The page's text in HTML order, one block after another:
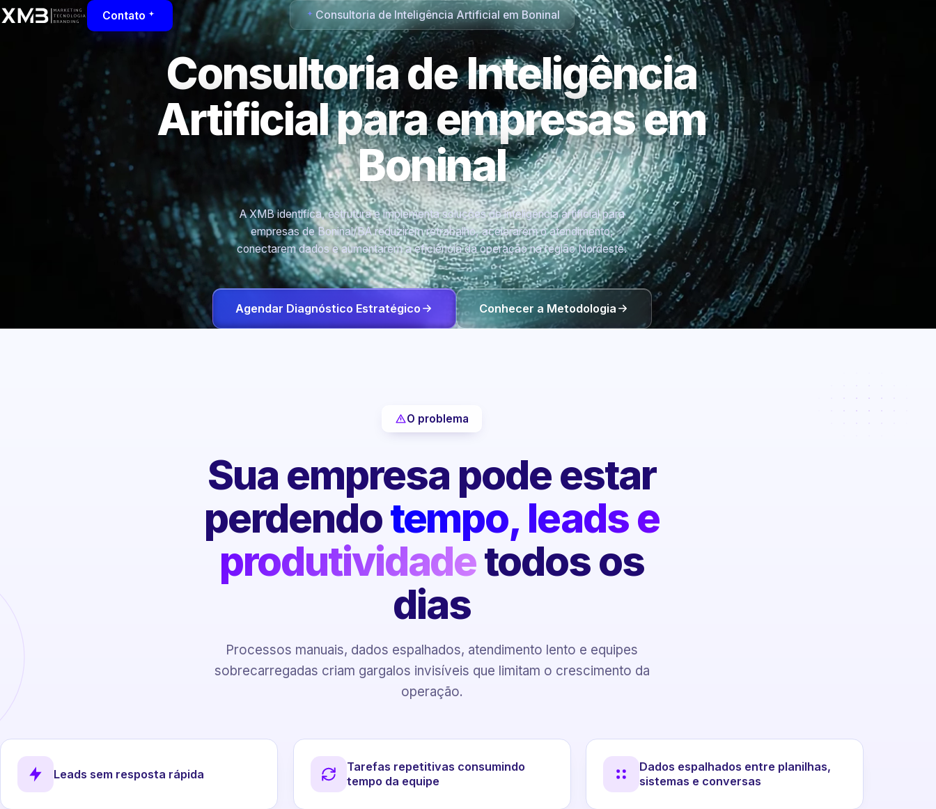
Contato Consultoria de Inteligência Artificial em Boninal
Consultoria de Inteligência
Artificial para empresas em
Boninal
A XMB identifica, estrutura e implementa soluções de inteligência artificial para
empresas de Boninal/BA reduzirem retrabalho, acelerarem o atendimento,
conectarem dados e aumentarem a eficiência da operação na região Nordeste.
Agendar Diagnóstico Estratégico Conhecer a Metodologia
O problema
Sua empresa pode estar
perdendotempo, leads e
produtividadetodos os
dias
Processos manuais, dados espalhados, atendimento lento e equipes
sobrecarregadas criam gargalos invisíveis que limitam o crescimento da
operação.
Leads sem resposta rápida
Tarefas repetitivas consumindo
tempo da equipe
Dados espalhados entre planilhas,
sistemas e conversas